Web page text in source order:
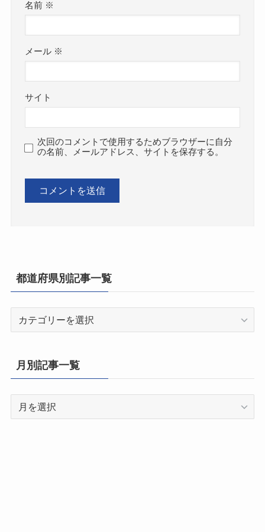
名前 ※
メール ※
サイト
次回のコメントで使用するためブラウザーに自分
の名前、メールアドレス、サイトを保存する。
都道府県別記事一覧
県
別
一
月別記事一覧